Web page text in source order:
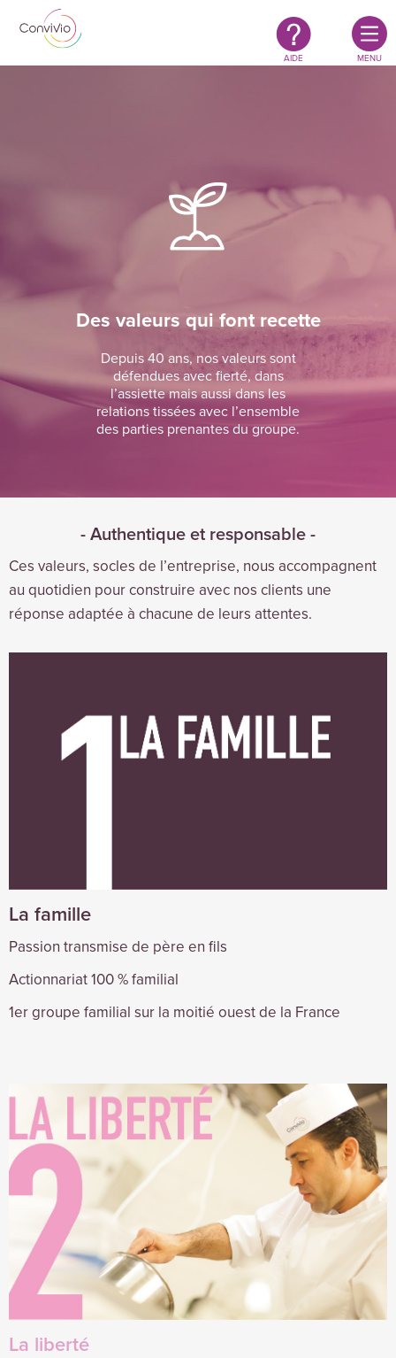
Aller au contenu principal
Restauration
authentique
responsable
AIDE MENU
Des valeurs qui font recette
Depuis 40 ans, nos valeurs sont
défendues avec fierté, dans
l’assiette mais aussi dans les
relations tissées avec l’ensemble
des parties prenantes du groupe.
- Authentique et responsable -
Ces valeurs, socles de l’entreprise, nous accompagnent
au quotidien pour construire avec nos clients une
réponse adaptée à chacune de leurs attentes.
La famille
Passion transmise de père en fils
Actionnariat 100 % familial
1er groupe familial sur la moitié ouest de la France
La liberté